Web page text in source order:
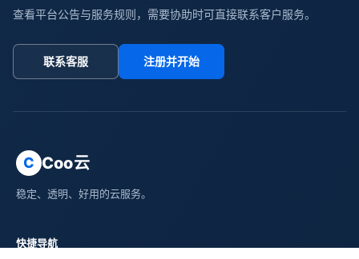
查看平台公告与服务规则，需要协助时可直接联系客户服务。
联系客服 注册并开始
C Coo云
稳定、透明、好用的云服务。
快捷导航